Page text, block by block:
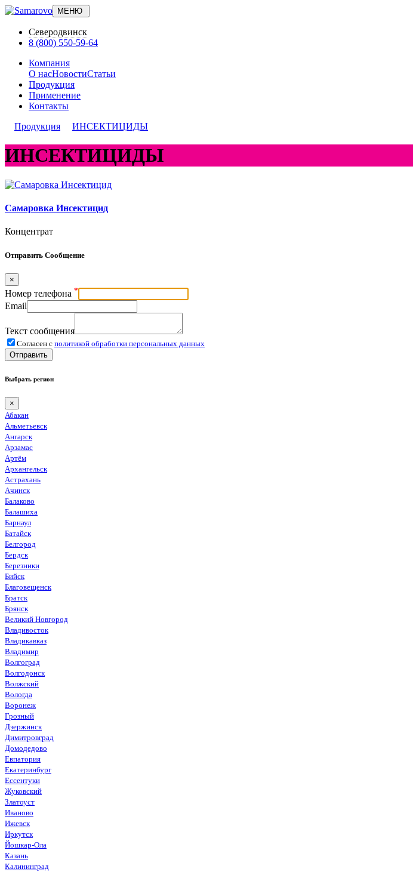
МЕНЮ
Северодвинск
8 (800) 550-59-64
Компания
О насНовостиСтатьи
Продукция
Применение
Контакты
Продукция
ИНСЕКТИЦИДЫ
ИНСЕКТИЦИДЫ
Самаровка Инсектицид
Концентрат
Отправить Сообщение
×
Номер телефона *
Email
Текст сообщения
Согласен с политикой обработки персональных данных
Отправить
Выбрать регион
×
Абакан
Альметьевск
Ангарск
Арзамас
Артём
Архангельск
Астрахань
Ачинск
Балаково
Балашиха
Барнаул
Батайск
Белгород
Бердск
Березники
Бийск
Благовещенск
Братск
Брянск
Великий Новгород
Владивосток
Владикавказ
Владимир
Волгоград
Волгодонск
Волжский
Вологда
Воронеж
Грозный
Дзержинск
Димитровград
Домодедово
Евпатория
Екатеринбург
Ессентуки
Жуковский
Златоуст
Иваново
Ижевск
Иркутск
Йошкар-Ола
Казань
Калининград